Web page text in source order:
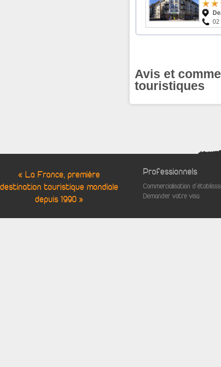
02
Avis et
touristiques
« La France, première
destination touristique mondiale
depuis 1990 »
Professionnels
Commercialisation
Demander votre visa